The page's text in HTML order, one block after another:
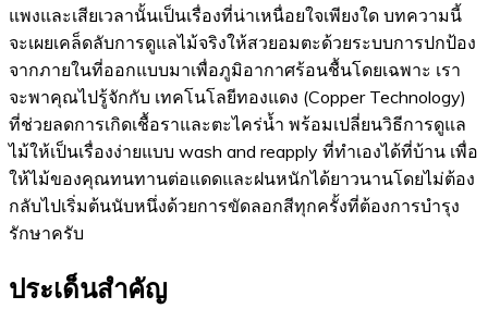
แพงและเสียเวลานั้นเป็นเรื่องที่น่าเหนื่อยใจเพียงใด บทความนี้
จะเผยเคล็ดลับการดูแลไม้จริงให้สวยอมตะด้วยระบบการปกป้อง
จากภายในที่ออกแบบมาเพื่อภูมิอากาศร้อนชื้นโดยเฉพาะ เรา
จะพาคุณไปรู้จักกับ เทคโนโลยีทองแดง (Copper Technology)
ที่ช่วยลดการเกิดเชื้อราและตะไคร่น้ำ พร้อมเปลี่ยนวิธีการดูแล
ไม้ให้เป็นเรื่องง่ายแบบ wash and reapply ที่ทำเองได้ที่บ้าน เพื่อ
ให้ไม้ของคุณทนทานต่อแดดและฝนหนักได้ยาวนานโดยไม่ต้อง
กลับไปเริ่มต้นนับหนึ่งด้วยการขัดลอกสีทุกครั้งที่ต้องการบำรุง
รักษาครับ
ประเด็นสำคัญ